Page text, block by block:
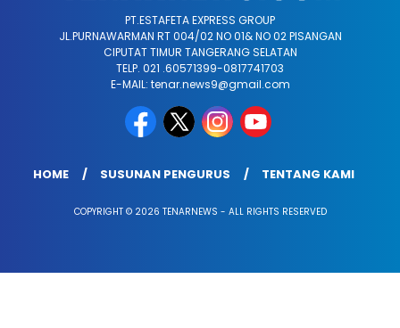
PT.ESTAFETA EXPRESS GROUP
JL.PURNAWARMAN RT 004/02 NO 01& NO 02 PISANGAN
CIPUTAT TIMUR TANGERANG SELATAN
TELP. 021 .60571399-0817741703
E-MAIL: tenar.news9@gmail.com
HOME SUSUNAN PENGURUS TENTANG KAMI
COPYRIGHT © 2026 TENARNEWS - ALL RIGHTS RESERVED